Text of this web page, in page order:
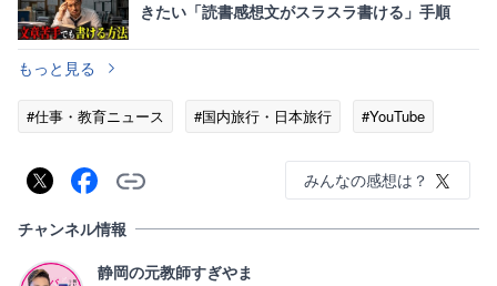
きたい「読書感想文がスラスラ書ける」手順
もっと見る
#仕事・教育ニュース #国内旅行・日本旅行 #YouTube
みんなの感想は？
チャンネル情報
静岡の元教師すぎやま